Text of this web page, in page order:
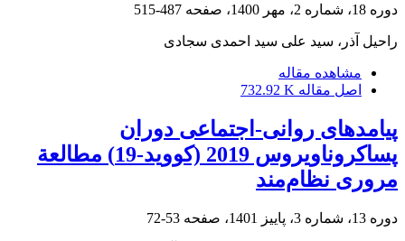
دوره 18، شماره 2، مهر 1400، صفحه 487-515
راحیل آذر، سید علی سید احمدی سجادی
مشاهده مقاله
اصل مقاله 732.92 K
پیامدهای روانی-اجتماعی دوران
پساکروناویروس 2019 (کووید-19) مطالعة
مروری نظام‌مند
دوره 13، شماره 3، پاییز 1401، صفحه 53-72